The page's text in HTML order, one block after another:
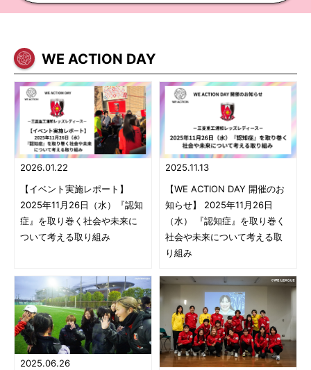
WE ACTION DAY
2026.01.22
【イベント実施レポート】
2025年11月26日（水）『認知
症』を取り巻く社会や未来に
ついて考える取り組み
2025.11.13
【WE ACTION DAY 開催のお
知らせ】 2025年11月26日
（水） 『認知症』を取り巻く
社会や未来について考える取
り組み
2025.06.26